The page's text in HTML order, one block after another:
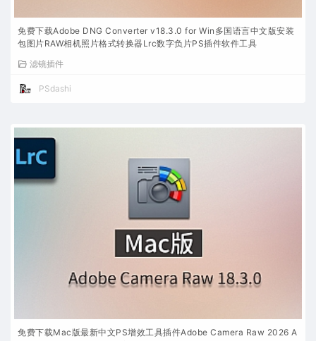
免费下载Adobe DNG Converter v18.3.0 for Win多国语言中文版安装
包图片RAW相机照片格式转换器Lrc数字负片PS插件软件工具
滤镜插件
PSdashi
免费下载Mac版最新中文PS增效工具插件Adobe Camera Raw 2026 A